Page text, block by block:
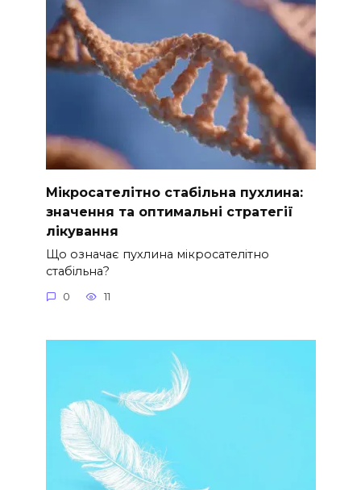
Мікросателітно стабільна пухлина:
значення та оптимальні стратегії
лікування
Що означає пухлина мікросателітно
стабільна?
0 11